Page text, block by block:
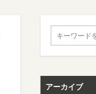
アーカイブ